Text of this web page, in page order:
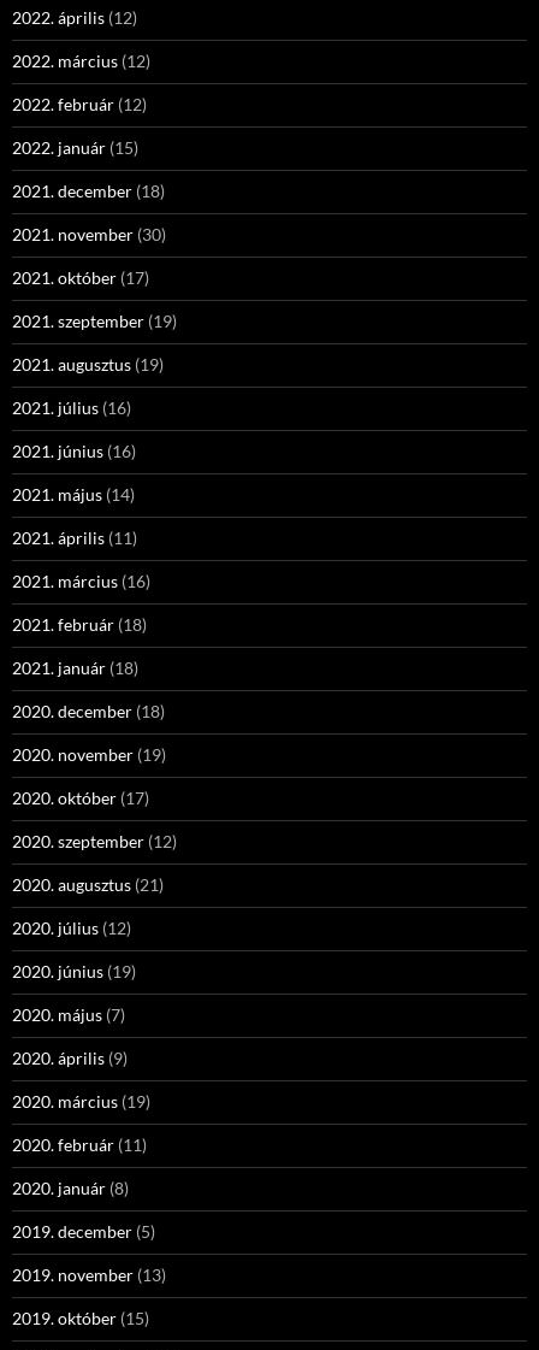
2022. április (12)
2022. március (12)
2022. február (12)
2022. január (15)
2021. december (18)
2021. november (30)
2021. október (17)
2021. szeptember (19)
2021. augusztus (19)
2021. július (16)
2021. június (16)
2021. május (14)
2021. április (11)
2021. március (16)
2021. február (18)
2021. január (18)
2020. december (18)
2020. november (19)
2020. október (17)
2020. szeptember (12)
2020. augusztus (21)
2020. július (12)
2020. június (19)
2020. május (7)
2020. április (9)
2020. március (19)
2020. február (11)
2020. január (8)
2019. december (5)
2019. november (13)
2019. október (15)